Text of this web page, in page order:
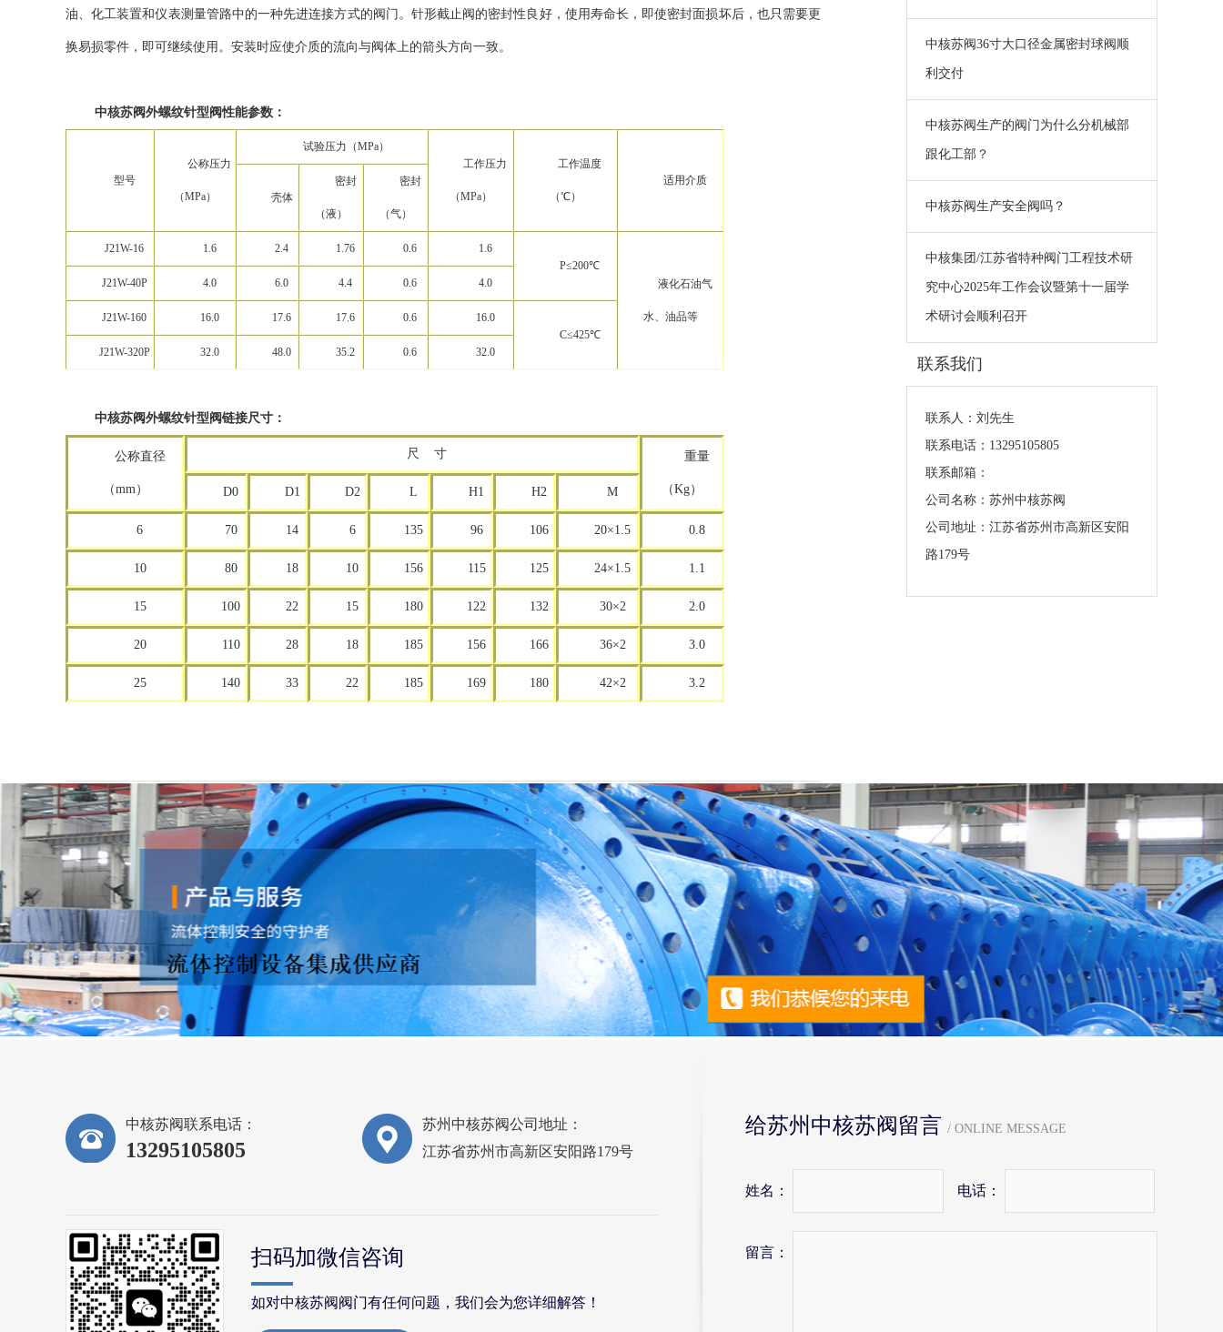
油、化工装置和仪表测量管路中的一种先进连接方式的阀门。针形截止阀的密封性良好，使用寿命长，即使密封面损坏后，也只需要更
换易损零件，即可继续使用。安装时应使介质的流向与阀体上的箭头方向一致。
中核苏阀外螺纹针型阀性能参数：
型号
公称压力
（MPa）
试验压力（MPa）
工作压力
（MPa）
工作温度
（℃）
适用介质
壳体
密封
（液）
密封
（气）
J21W-16 1.6 2.4 1.76 0.6
1.6
P≤200℃
液化石油气
水、油品等
J21W-40P 4.0 6.0 4.4 0.6 4.0
J21W-160 16.0 17.6 17 6 0.6
16.0
C≤425℃
J21W-320P
32.0 48.0 35.2 0.6 32.0
中核苏阀外螺纹针型阀链接尺寸：
公称直径
（mm）
尺 寸 重量
（Kg）
D0 D1 D2 L H1 H2 M
6 70 14 6 135 96 106 20×1.5 0.8
10 80 18 10 156 115 125 24×1 5 1.1
15 100 22 15 180 122 132 30×2 2.0
20 110 28 18 185 156 166 36×2 3.0
25 140 33 22 185 169 180 42×2 3.2
中核苏阀36寸大口径金属密封球阀顺
利交付
中核苏阀生产的阀门为什么分机械部
跟化工部？
中核苏阀生产安全阀吗？
中核集团/江苏省特种阀门工程技术研
究中心2025年工作会议暨第十一届学
术研讨会顺利召开
联系我们
联系人：刘先生
联系电话：13295105805
联系邮箱：
公司名称：苏州中核苏阀
公司地址：江苏省苏州市高新区安阳
路179号
中核苏阀联系电话：
13295105805
苏州中核苏阀公司地址：
江苏省苏州市高新区安阳路179号
扫码加微信咨询
如对中核苏阀阀门有任何问题，我们会为您详细解答！
给苏州中核苏阀留言 / ONLINE MESSAGE
姓名： 电话：
留言：